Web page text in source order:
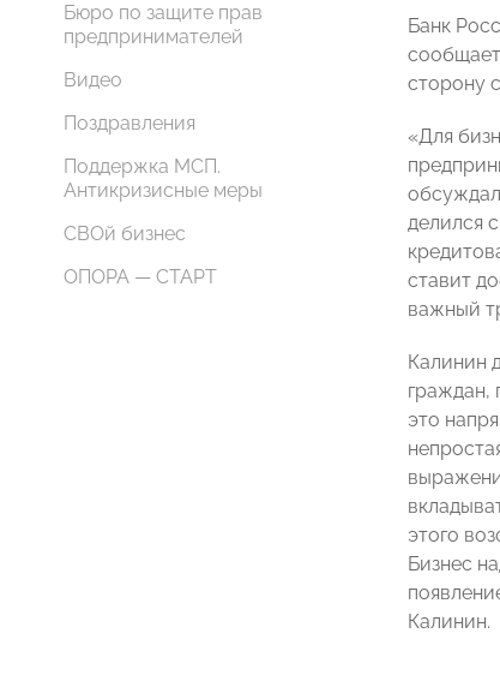
Бюро по защите прав
предпринимателей
Видео
Поздравления
Поддержка МСП.
Антикризисные меры
СВОй бизнес
ОПОРА — СТАРТ
Банк
сторону
«Для
делился
ставит
важный
Калинин
граждан,
это
этого
Бизнес
Калинин.